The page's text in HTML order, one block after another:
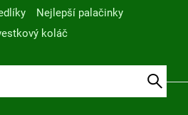
Nejlepší palačinky
koláč